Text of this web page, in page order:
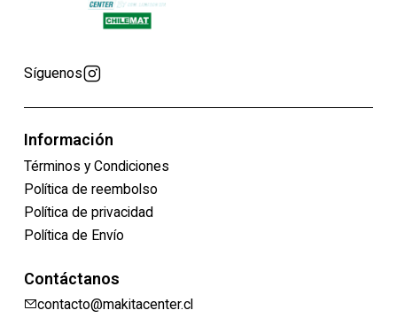
Síguenos
Información
Términos y Condiciones
Política de reembolso
Política de privacidad
Política de Envío
Contáctanos
contacto@makitacenter.cl